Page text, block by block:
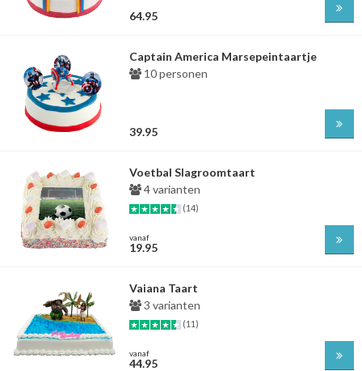
64.95
Captain America Marsepeintaartje
10 personen
39.95
Voetbal Slagroomtaart
4 varianten
(14)
vanaf
19.95
Vaiana Taart
3 varianten
(11)
vanaf
44.95